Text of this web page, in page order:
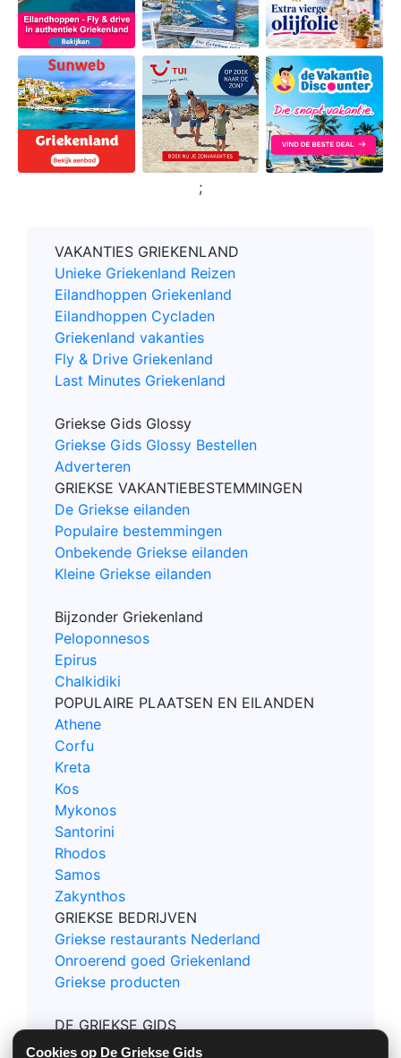
Cookies op De Griekse Gids
;
VAKANTIES GRIEKENLAND
Unieke Griekenland Reizen
Eilandhoppen Griekenland
Eilandhoppen Cycladen
Griekenland vakanties
Fly & Drive Griekenland
Last Minutes Griekenland
Griekse Gids Glossy
Griekse Gids Glossy Bestellen
Adverteren
GRIEKSE VAKANTIEBESTEMMINGEN
De Griekse eilanden
Populaire bestemmingen
Onbekende Griekse eilanden
Kleine Griekse eilanden
Bijzonder Griekenland
Peloponnesos
Epirus
Chalkidiki
POPULAIRE PLAATSEN EN EILANDEN
Athene
Corfu
Kreta
Kos
Mykonos
Santorini
Rhodos
Samos
Zakynthos
GRIEKSE BEDRIJVEN
Griekse restaurants Nederland
Onroerend goed Griekenland
Griekse producten
DE GRIEKSE GIDS
Contact